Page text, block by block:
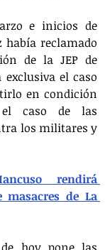
e inicios de
había reclamado
de la JEP de
el caso
en condición
el caso de las
los militares y
rendirá
masacres de La